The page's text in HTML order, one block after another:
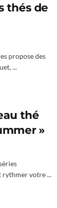
thés de
propose des
...
thé
»
rythmer votre ...